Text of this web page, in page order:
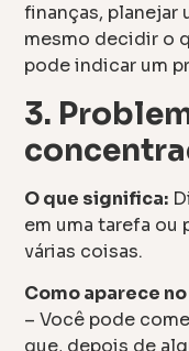
finanças, planejar
mesmo decidir o
pode indicar um
3.
O que significa:
em uma tarefa ou
várias coisas.
Como aparece
– Você pode
que, depois de